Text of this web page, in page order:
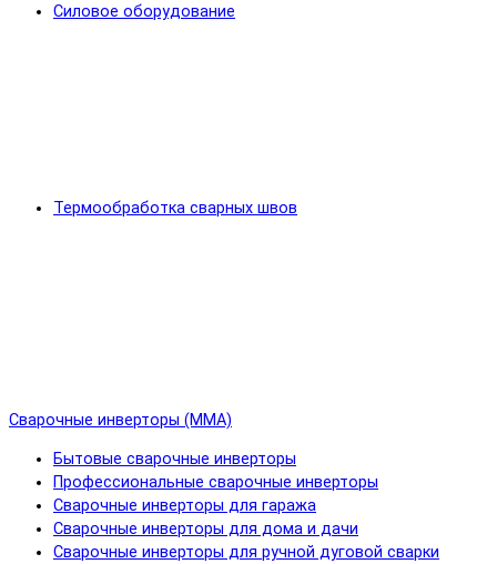
Силовое оборудование
Термообработка сварных швов
Сварочные инверторы (MMA)
Бытовые сварочные инверторы
Профессиональные сварочные инверторы
Сварочные инверторы для гаража
Сварочные инверторы для дома и дачи
Сварочные инверторы для ручной дуговой сварки